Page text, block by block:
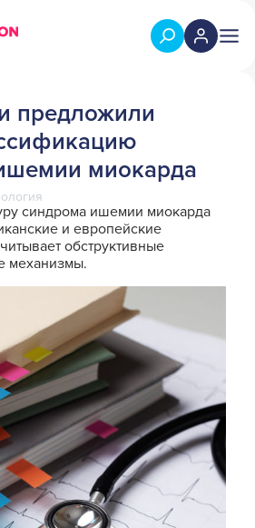
предложили
миокарда
синдрома ишемии миокарда
и европейские
обструктивные
механизмы.